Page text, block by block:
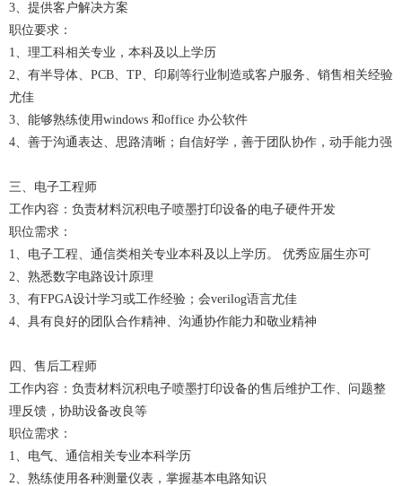
3、提供客户解决方案
职位要求：
1、理工科相关专业，本科及以上学历
2、有半导体、PCB、TP、印刷等行业制造或客户服务、销售相关经验
尤佳
3、能够熟练使用windows 和office 办公软件
4、善于沟通表达、思路清晰；自信好学，善于团队协作，动手能力强
三、电子工程师
工作内容：负责材料沉积电子喷墨打印设备的电子硬件开发
职位需求：
1、电子工程、通信类相关专业本科及以上学历。 优秀应届生亦可
2、熟悉数字电路设计原理
3、有FPGA设计学习或工作经验；会verilog语言尤佳
4、具有良好的团队合作精神、沟通协作能力和敬业精神
四、售后工程师
工作内容：负责材料沉积电子喷墨打印设备的售后维护工作、问题整
理反馈，协助设备改良等
职位需求：
1、电气、通信相关专业本科学历
2、熟练使用各种测量仪表，掌握基本电路知识